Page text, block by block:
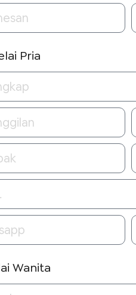
Pria
Wanita